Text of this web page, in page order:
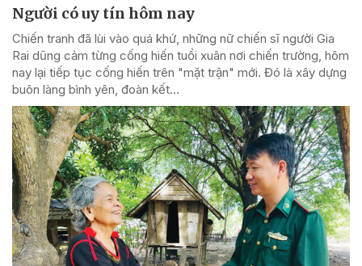
Người có uy tín hôm nay
Chiến tranh đã lùi vào quá khứ, những nữ chiến sĩ người Gia
Rai dũng cảm từng cống hiến tuổi xuân nơi chiến trường, hôm
nay lại tiếp tục cống hiến trên "mặt trận" mới. Đó là xây dựng
buôn làng bình yên, đoàn kết...